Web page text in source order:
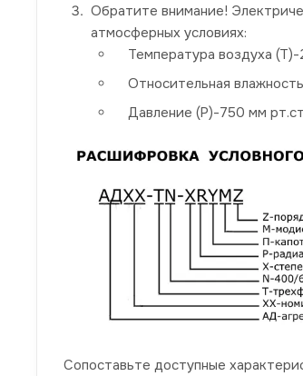
Обратите внимание!
атмосферных условиях:
Температура воздуха
Относительная
Давление (P)-750 мм
Сопоставьте доступные